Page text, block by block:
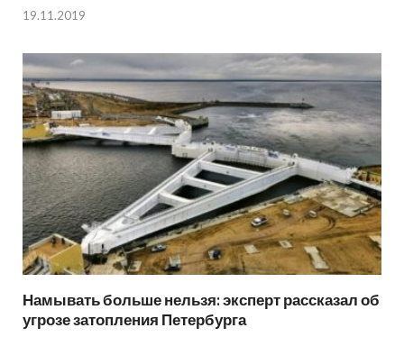
19.11.2019
Намывать больше нельзя: эксперт рассказал об
угрозе затопления Петербурга